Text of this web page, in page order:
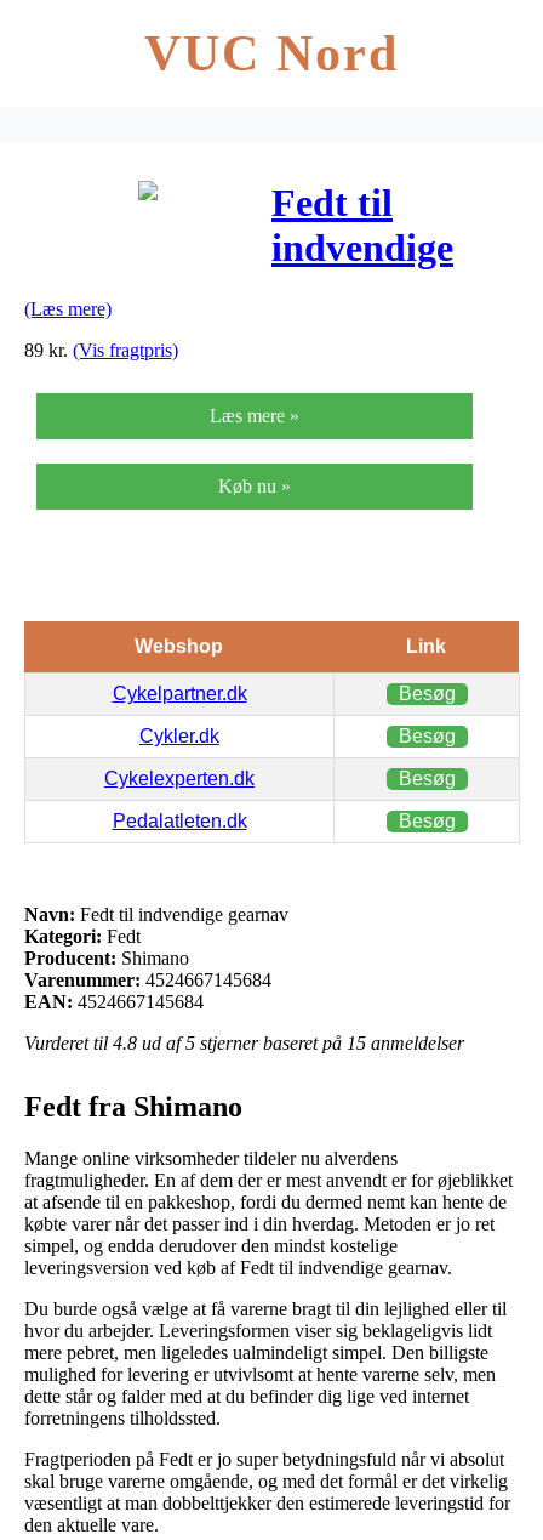
VUC Nord
Fedt til
indvendige
(Læs mere)
89 kr. (Vis fragtpris)
Læs mere »
Køb nu »
Webshop Link
Cykelpartner.dk Besøg
Cykler.dk Besøg
Cykelexperten.dk Besøg
Pedalatleten.dk Besøg
Navn: Fedt til indvendige gearnav
Kategori: Fedt
Producent: Shimano
Varenummer: 4524667145684
EAN: 4524667145684
Vurderet til 4.8 ud af 5 stjerner baseret på 15 anmeldelser
Fedt fra Shimano
Mange online virksomheder tildeler nu alverdens
fragtmuligheder. En af dem der er mest anvendt er for øjeblikket
at afsende til en pakkeshop, fordi du dermed nemt kan hente de
købte varer når det passer ind i din hverdag. Metoden er jo ret
simpel, og endda derudover den mindst kostelige
leveringsversion ved køb af Fedt til indvendige gearnav.
Du burde også vælge at få varerne bragt til din lejlighed eller til
hvor du arbejder. Leveringsformen viser sig beklageligvis lidt
mere pebret, men ligeledes ualmindeligt simpel. Den billigste
mulighed for levering er utvivlsomt at hente varerne selv, men
dette står og falder med at du befinder dig lige ved internet
forretningens tilholdssted.
Fragtperioden på Fedt er jo super betydningsfuld når vi absolut
skal bruge varerne omgående, og med det formål er det virkelig
væsentligt at man dobbelttjekker den estimerede leveringstid for
den aktuelle vare.